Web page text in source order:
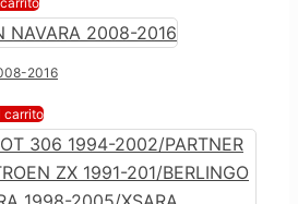
2016
carrito